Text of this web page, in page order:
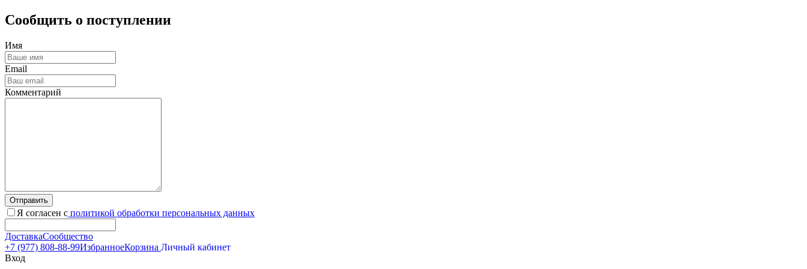
Сообщить о поступлении
Имя
Email
Комментарий
Отправить
Я согласен с политикой обработки персональных данных
ДоставкаСообщество
+7 (977) 808-88-99ИзбранноеКорзина Личный кабинет
Вход